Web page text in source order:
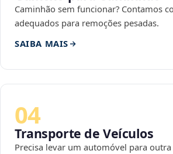
Caminhão sem funcionar? Contamos
adequados para remoções pesadas.
SAIBA MAIS
04
Transporte de Veículos
Precisa levar um automóvel para outra